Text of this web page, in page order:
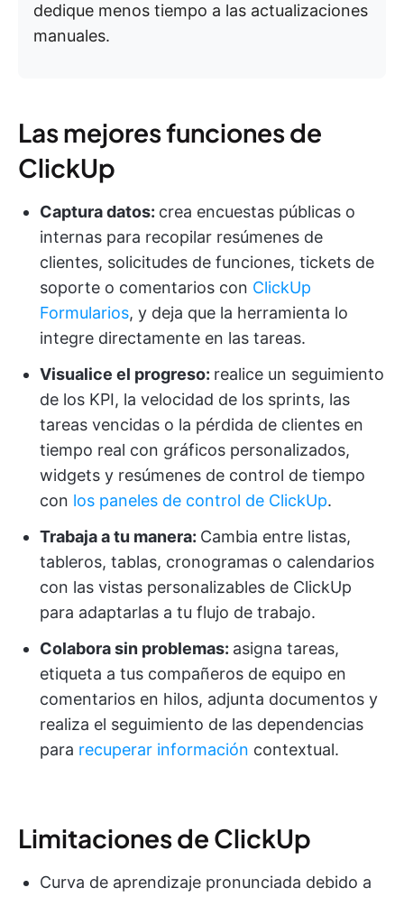
dedique menos tiempo a las actualizaciones
manuales.
Las mejores funciones de
ClickUp
Captura datos: crea encuestas públicas o
internas para recopilar resúmenes de
clientes, solicitudes de funciones, tickets de
soporte o comentarios con ClickUp
Formularios, y deja que la herramienta lo
integre directamente en las tareas.
Visualice el progreso: realice un seguimiento
de los KPI, la velocidad de los sprints, las
tareas vencidas o la pérdida de clientes en
tiempo real con gráficos personalizados,
widgets y resúmenes de control de tiempo
con los paneles de control de ClickUp.
Trabaja a tu manera: Cambia entre listas,
tableros, tablas, cronogramas o calendarios
con las vistas personalizables de ClickUp
para adaptarlas a tu flujo de trabajo.
Colabora sin problemas: asigna tareas,
etiqueta a tus compañeros de equipo en
comentarios en hilos, adjunta documentos y
realiza el seguimiento de las dependencias
para recuperar información contextual.
Limitaciones de ClickUp
Curva de aprendizaje pronunciada debido a